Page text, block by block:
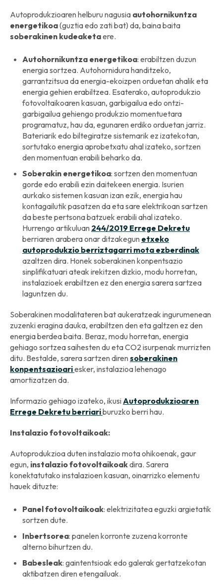
Autoprodukzioaren helburu nagusia autohornikuntza
energetikoa(guztia edo zati bat) da, baina baita
soberakinen kudeaketaere.
Autohornikuntza energetikoa: erabiltzen duzun
energia sortzea. Autohornidura handitzeko,
garrantzitsua da energia-ekoizpen orduetan ahalik eta
energia gehien erabiltzea. Esaterako, autoprodukzio
fotovoltaikoaren kasuan, garbigailua edo ontzi-
garbigailua gehiengo produkzio momentuetara
programatuz, hau da, egunaren erdiko orduetan jarriz.
Bateriarik edo biltegiratze sistemarik ez izatekotan,
sortutako energia aprobetxatu ahal izateko, sortzen
den momentuan erabili beharko da.
Soberakin energetikoa: sortzen den momentuan
gorde edo erabili ezin daitekeen energia. Isurien
aurkako sistemen kasuan izan ezik, energia hau
kontagailutik pasatzen da eta sare elektrikoan sartzen
da beste pertsona batzuek erabili ahal izateko.
Hurrengo artikuluan 244/2019 Errege Dekretu
berriaren arabera onar ditzakegun etxeko
autoprodukzio berriztagarri mota ezberdinak
azaltzen dira. Honek soberakinen konpentsazio
sinplifikatuari ateak irekitzen dizkio, modu horretan,
instalazioek erabiltzen ez den energia sarera sartzea
laguntzen du.
Soberakinen modalitateren bat aukeratzeak ingurumenean
zuzenki eragina dauka, erabiltzen den eta galtzen ez den
energia berdea baita. Beraz, modu horretan, energia
gehiago sortzea saihesten du eta CO2 isurpenak murrizten
ditu. Bestalde, sarera sartzen dirensoberakinen
konpentsazioariesker, instalazioa lehenago
amortizatzen da.
Informazio gehiago izateko, ikusiAutoprodukzioaren
Errege Dekretu berriariburuzko berri hau.
Instalazio fotovoltaikoak:
Autoprodukzioa duten instalazio mota ohikoenak, gaur
egun, instalaziofotovoltaikoakdira. Sarera
konektatutako instalazioen kasuan, oinarrizko elementu
hauek dituzte:
Panelfotovoltaikoak: elektrizitatea eguzki argietatik
sortzen dute.
Inbertsorea: panelen korronte zuzena korronte
alterno bihurtzen du.
Babesleak: gaintentsioak edo galerak gertatzekotan
aktibatzen diren etengailuak.